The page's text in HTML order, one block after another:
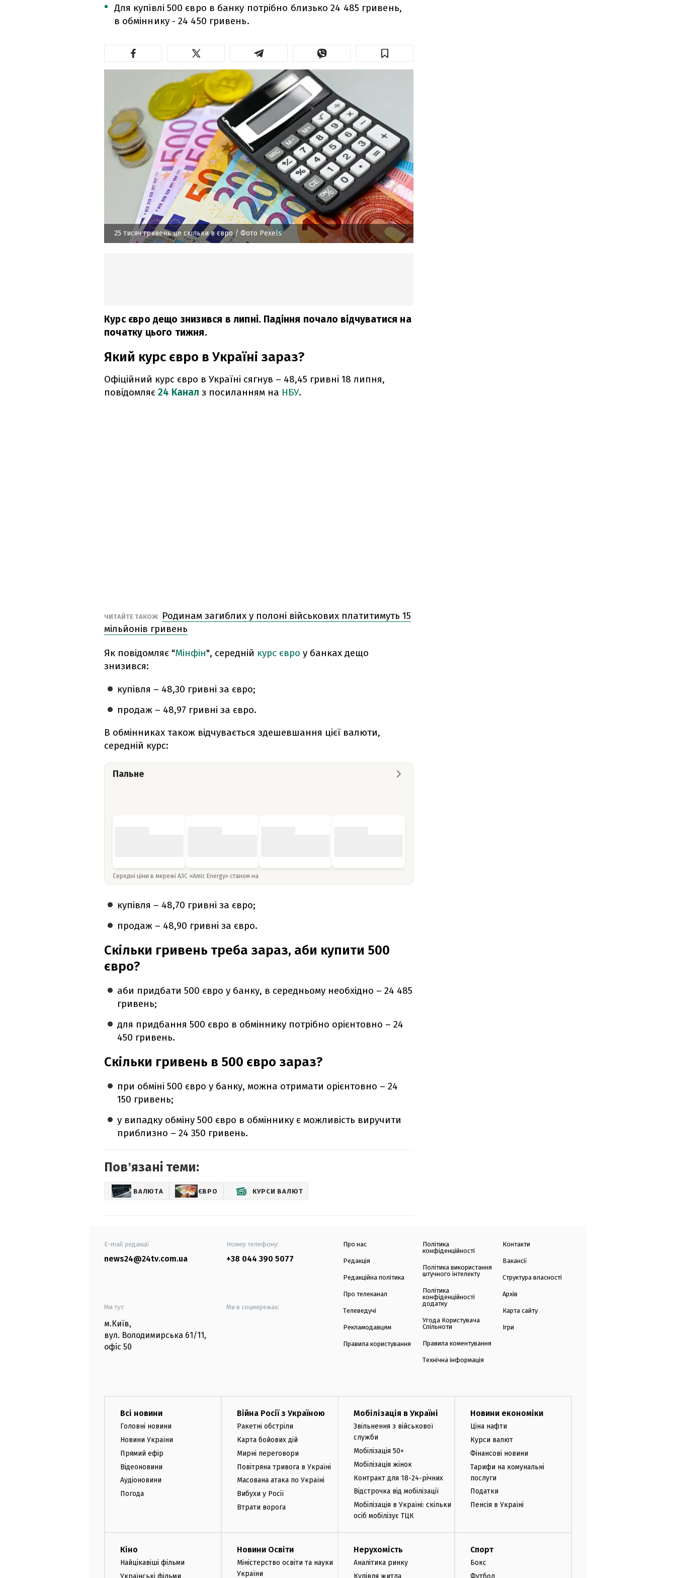
Для купівлі 500 євро в банку потрібно близько 24 485 гривень,
в обміннику - 24 450 гривень.
25 тисяч гривень це скільки в євро/ Фото Pexels
Курс євро дещо знизився в липні. Падіння почало відчуватися на
початку цього тижня.
Який курс євро в Україні зараз?
Офіційний курс євро в Україні сягнув – 48,45 гривні 18 липня,
повідомляє 24 Канал з посиланням на НБУ.
ЧИТАЙТЕ ТАКОЖ
Родинам загиблих у полоні військових платитимуть 15
мільйонів гривень
Як повідомляє "Мінфін", середній курс євро у банках дещо
знизився:
купівля – 48,30 гривні за євро;
продаж – 48,97 гривні за євро.
В обмінниках також відчувається здешевшання цієї валюти,
середній курс:
Пальне
Середні ціни в мережі АЗС «Amic Energy» станом на
купівля – 48,70 гривні за євро;
продаж – 48,90 гривні за євро.
Скільки гривень треба зараз, аби купити 500
євро?
аби придбати 500 євро у банку, в середньому необхідно – 24 485
гривень;
для придбання 500 євро в обміннику потрібно орієнтовно – 24
450 гривень.
Скільки гривень в 500 євро зараз?
при обміні 500 євро у банку, можна отримати орієнтовно – 24
150 гривень;
у випадку обміну 500 євро в обміннику є можливість виручити
приблизно – 24 350 гривень.
Повʼязані теми:
ВАЛЮТА ЄВРО КУРСИ ВАЛЮТ
E-mail редакції
news24@24tv.com.ua
Номер телефону:
+38 044 390 5077
Ми тут:
м.Київ,
вул. Володимирська 61/11,
офіс 50
Ми в соцмережах:
Про нас
Редакція
Редакційна політика
Про телеканал
Телеведучі
Рекламодавцям
Правила користування
Політика
конфіденційності
Політика використання
штучного інтелекту
Політика
конфіденційності
додатку
Угода Користувача
Спільноти
Правила коментування
Технічна інформація
Контакти
Вакансії
Структура власності
Архів
Карта сайту
Ігри
Всі новини
Головні новини
Новини України
Прямий ефір
Відеоновини
Аудіоновини
Погода
Війна Росії з Україною
Ракетні обстріли
Карта бойових дій
Мирні переговори
Повітряна тривога в Україні
Масована атака по Україні
Вибухи у Росії
Втрати ворога
Мобілізація в Україні
Звільнення з військової
служби
Мобілізація 50+
Мобілізація жінок
Контракт для 18-24-річних
Відстрочка від мобілізації
Мобілізація в Україні: скільки
осіб мобілізує ТЦК
Новини економіки
Ціна нафти
Курси валют
Фінансові новини
Тарифи на комунальні
послуги
Податки
Пенсія в Україні
Кіно
Найцікавіші фільми
Українські фільми
Новини Освіти
Міністерство освіти та науки
України
Нерухомість
Аналітика ринку
Купівля житла
Спорт
Бокс
Футбол